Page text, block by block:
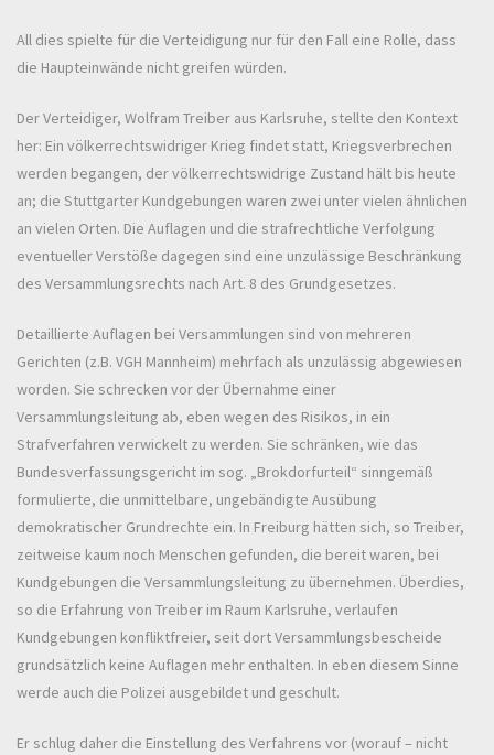
All dies spielte für die Verteidigung nur für den Fall eine Rolle, dass
die Haupteinwände nicht greifen würden.
Der Verteidiger, Wolfram Treiber aus Karlsruhe, stellte den Kontext
her: Ein völkerrechtswidriger Krieg findet statt, Kriegsverbrechen
werden begangen, der völkerrechtswidrige Zustand hält bis heute
an; die Stuttgarter Kundgebungen waren zwei unter vielen ähnlichen
an vielen Orten. Die Auflagen und die strafrechtliche Verfolgung
eventueller Verstöße dagegen sind eine unzulässige Beschränkung
des Versammlungsrechts nach Art. 8 des Grundgesetzes.
Detaillierte Auflagen bei Versammlungen sind von mehreren
Gerichten (z.B. VGH Mannheim) mehrfach als unzulässig abgewiesen
worden. Sie schrecken vor der Übernahme einer
Versammlungsleitung ab, eben wegen des Risikos, in ein
Strafverfahren verwickelt zu werden. Sie schränken, wie das
Bundesverfassungsgericht im sog. „Brokdorfurteil“ sinngemäß
formulierte, die unmittelbare, ungebändigte Ausübung
demokratischer Grundrechte ein. In Freiburg hätten sich, so Treiber,
zeitweise kaum noch Menschen gefunden, die bereit waren, bei
Kundgebungen die Versammlungsleitung zu übernehmen. Überdies,
so die Erfahrung von Treiber im Raum Karlsruhe, verlaufen
Kundgebungen konfliktfreier, seit dort Versammlungsbescheide
grundsätzlich keine Auflagen mehr enthalten. In eben diesem Sinne
werde auch die Polizei ausgebildet und geschult.
Er schlug daher die Einstellung des Verfahrens vor (worauf – nicht